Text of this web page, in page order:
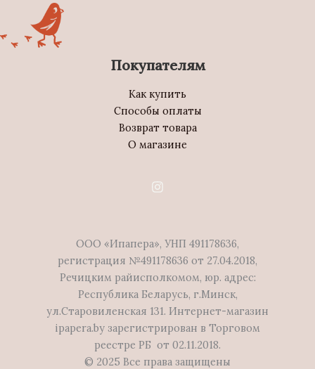
Покупателям
Как купить
Способы оплаты
Возврат товара
О магазине
ООО «Ипапера», УНП 491178636,
регистрация №491178636 от 27.04.2018,
Речицким райисполкомом, юр. адрес:
Республика Беларусь, г.Минск,
ул.Старовиленская 131. Интернет-магазин
ipapera.by зарегистрирован в Торговом
реестре РБ от 02.11.2018.
© 2025 Все права защищены